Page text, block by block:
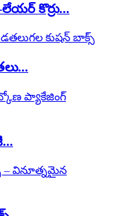
కొర్రు...